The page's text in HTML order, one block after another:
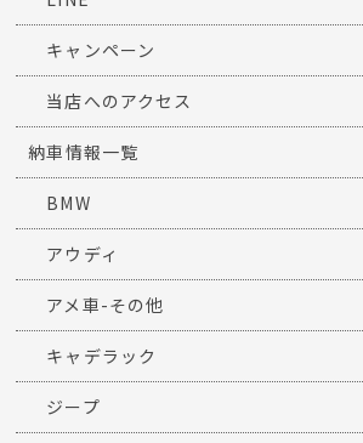
キャンペーン
当店へのアクセス
納車情報一覧
BMW
アウディ
アメ車-その他
キャデラック
ジープ